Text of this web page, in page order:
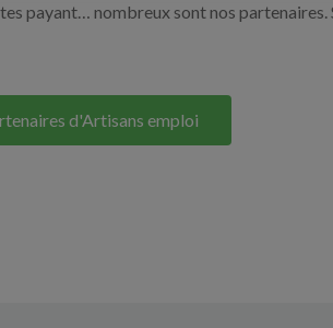
payant… nombreux sont nos partenaires.
d'Artisans emploi